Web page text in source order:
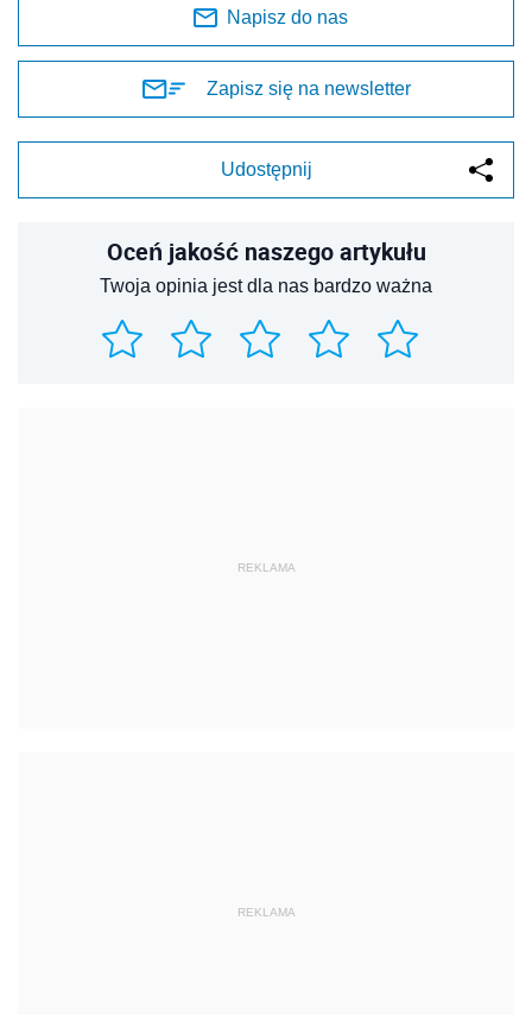
Napisz do nas
Zapisz się na newsletter
Udostępnij
Oceń jakość naszego artykułu
Twoja opinia jest dla nas bardzo ważna
REKLAMA
REKLAMA